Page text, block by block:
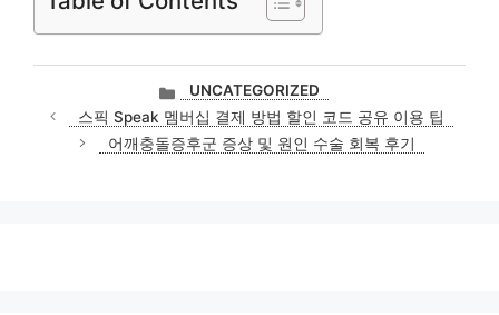
카
테
고
리
UNCATEGORIZED
스픽 Speak 멤버십 결제 방법 할인 코드 공유 이용 팁
어깨충돌증후군 증상 및 원인 수술 회복 후기